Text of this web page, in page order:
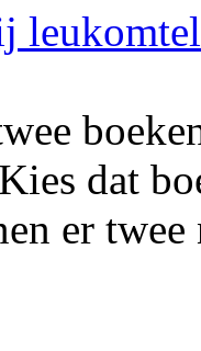
dat
er